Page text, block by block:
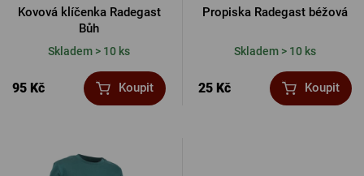
Kovová klíčenka Radegast
Bůh
Skladem > 10 ks
95 Kč Koupit
Propiska Radegast béžová
Skladem > 10 ks
25 Kč Koupit